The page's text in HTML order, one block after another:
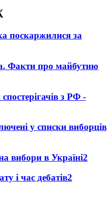
поскаржилися за
Факти про майбутню
з РФ -
у списки виборців
вибори в Україні2
і час дебатів2